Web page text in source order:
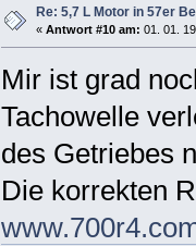
Re: 5,7 L Motor in 57er
« Antwort #10 am: 01. 01.
Mir ist grad
Tachowelle
des Getriebes
Die korrekten